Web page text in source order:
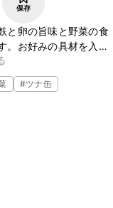
保存
と卵の旨味と野菜の食
。お好みの具材を入れ
せると、プチ丼にもな
#ツナ缶